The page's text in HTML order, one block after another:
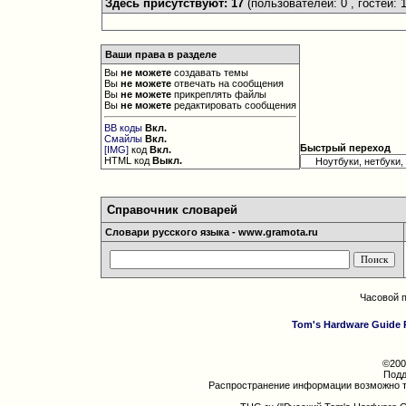
Здесь присутствуют: 17 (пользователей: 0 , гостей:
Ваши права в разделе
Выне можете создавать темы
Выне можете отвечать на сообщения
Выне можете прикреплять файлы
Выне можете редактировать сообщения
BB коды Вкл.
Смайлы Вкл.
[IMG] кодВкл.
HTML кодВыкл.
Быстрый переход
Справочник словарей
Словари русского языка - www.gramota.ru
Часовой
Tom's Hardware Guide
Распространение информации возможно